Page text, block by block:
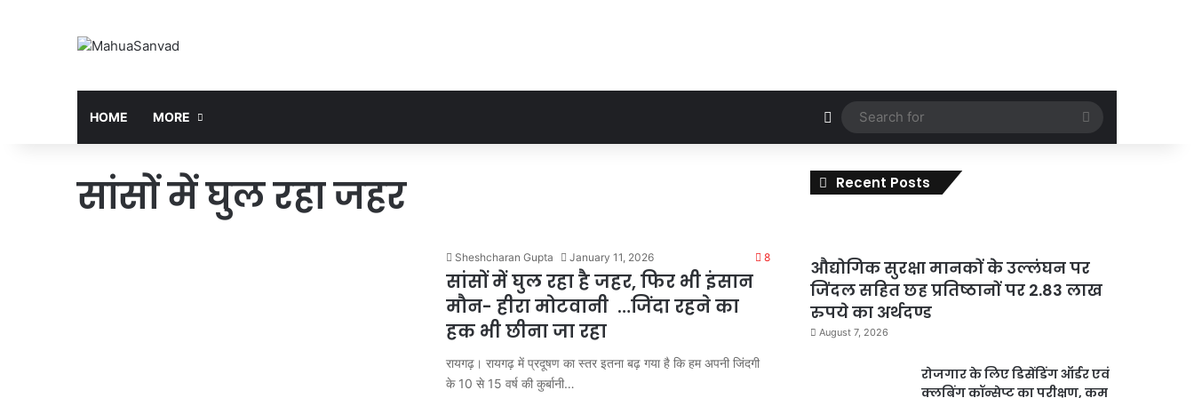
HOME MORE Random Article
Search
for
सांसों में घुल रहा जहर
Sheshcharan Gupta January 11, 2026 8
सांसों में घुल रहा है जहर, फिर भी इंसान
मौन- हीरा मोटवानी …जिंदा रहने का
हक भी छीना जा रहा
रायगढ़। रायगढ़ में प्रदूषण का स्तर इतना बढ़ गया है कि हम अपनी जिंदगी
के 10 से 15 वर्ष की कुर्बानी…
Recent Posts
औद्योगिक सुरक्षा मानकों के उल्लंघन पर
जिंदल सहित छह प्रतिष्ठानों पर 2.83 लाख
रुपये का अर्थदण्ड
August 7, 2026
रोजगार के लिए डिसेंडिंग ऑर्डर एवं
क्लबिंग कॉन्सेप्ट का परीक्षण, कम